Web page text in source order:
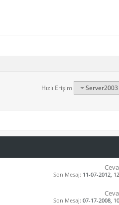
Hızlı Erişim Server2003
Son Mesaj: 11-07-2012,
Son Mesaj: 07-17-2008,